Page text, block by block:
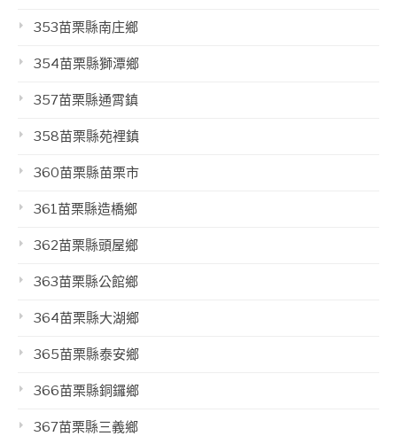
353苗栗縣南庄鄉
354苗栗縣獅潭鄉
357苗栗縣通霄鎮
358苗栗縣苑裡鎮
360苗栗縣苗栗市
361苗栗縣造橋鄉
362苗栗縣頭屋鄉
363苗栗縣公館鄉
364苗栗縣大湖鄉
365苗栗縣泰安鄉
366苗栗縣銅鑼鄉
367苗栗縣三義鄉